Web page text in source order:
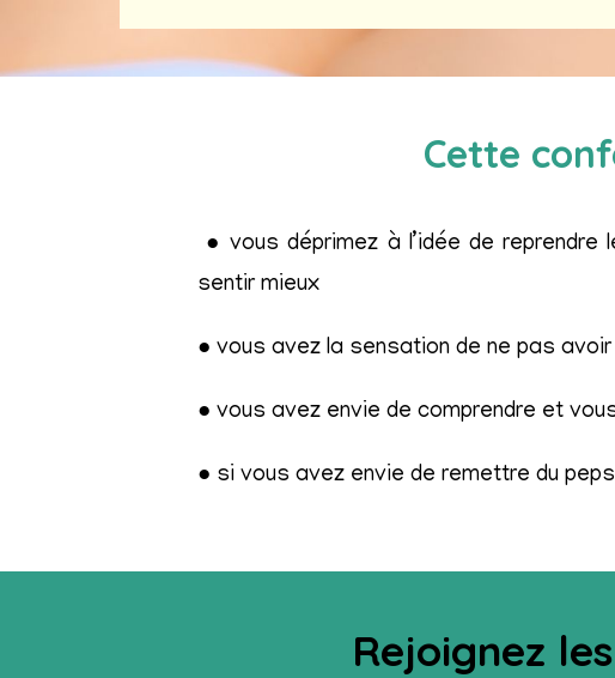
Cette
● vous déprimez à l’idée de
sentir mieux
● vous avez la sensation de ne pas
● vous avez envie de comprendre et
● si vous avez envie de remettre du
Rejoignez